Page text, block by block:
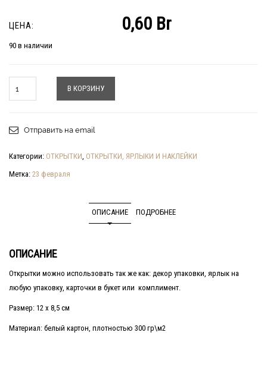
ЦЕНА: 0,60 Br
90 в наличии
В КОРЗИНУ
Отправить на email
Категории: ОТКРЫТКИ, ОТКРЫТКИ, ЯРЛЫКИ И НАКЛЕЙКИ
Метка: 23 февраля
ОПИСАНИЕ ПОДРОБНЕЕ
ОПИСАНИЕ
Открытки можно использовать так же как: декор упаковки, ярлык на
любую упаковку, карточки в букет или комплимент.
Размер: 12 х 8,5 см
Материал: белый картон, плотностью 300 гр\м2